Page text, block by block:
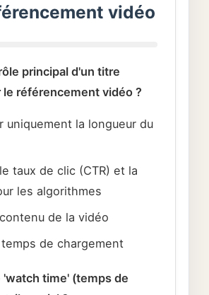
vidéo
principal d'un titre
référencement vidéo ?
uniquement la longueur du
taux de clic (CTR) et la
les algorithmes
de la vidéo
de chargement
'watch time' (temps de